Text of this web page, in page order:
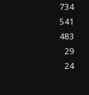
734
541
483
29
24